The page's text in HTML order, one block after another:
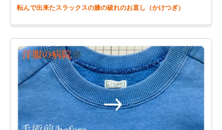
転んで出来たスラックスの膝の破れのお直し（かけつぎ）